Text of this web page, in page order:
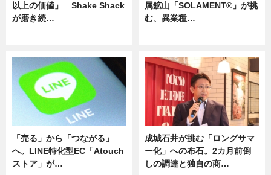
以上の価値」 Shake Shack
が磨き続…
属鉱山「SOLAMENT®」が挑
む、異業種…
「売る」から「つながる」
へ。LINE特化型EC「Atouch
ストア」が…
成城石井が挑む「ロングサマ
ー化」への布石。2カ月前倒
しの調達と独自の商…